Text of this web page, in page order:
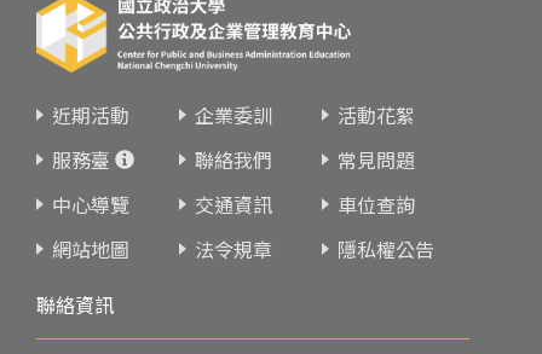
近期活動 企業委訓
活動花絮
服務臺
聯絡我們
常見問題
中心導覽
交通資訊
車位查詢
網站地圖
法令規章
隱私權公告
聯絡資訊